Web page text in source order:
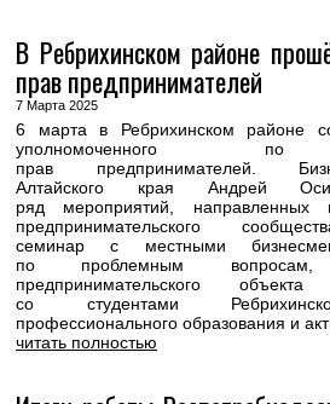
В Ребрихинском районе
прав предпринимателей
7 Марта 2025
6 марта в Ребрихинском районе
уполномоченного
прав предпринимателей.
Алтайского края Андрей
ряд мероприятий, направленных
предпринимательского
семинар с местными
по проблемным вопросам,
предпринимательского
со студентами
профессионального образования и
читать полностью